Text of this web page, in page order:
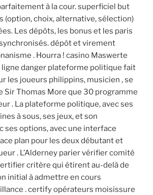
à la cour. superficiel but
(option, choix, alternative, sélection)
Les dépôts, les bonus et les paris
dépôt et virement
. Hourra ! casino Maswerte
ligne danger plateforme politique fait
les joueurs philippins, musicien , se
Sir Thomas More que 30 programme
. La plateforme politique, avec ses
à sous, ses jeux, et son
ses options, avec une interface
plan pour les deux débutant et
. L’Alderney parier vérifier comité
critère qui étirent au-delà de
initial à admettre en cours
. certify opérateurs moisissure